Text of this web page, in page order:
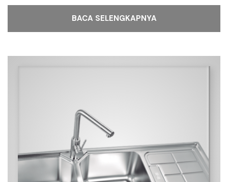
BACA SELENGKAPNYA